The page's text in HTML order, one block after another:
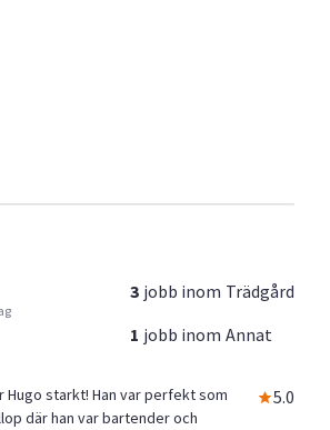
3 jobb inom Trädgård
1 jobb inom Annat
Hugo starkt! Han var perfekt som
där han var bartender och
5.0